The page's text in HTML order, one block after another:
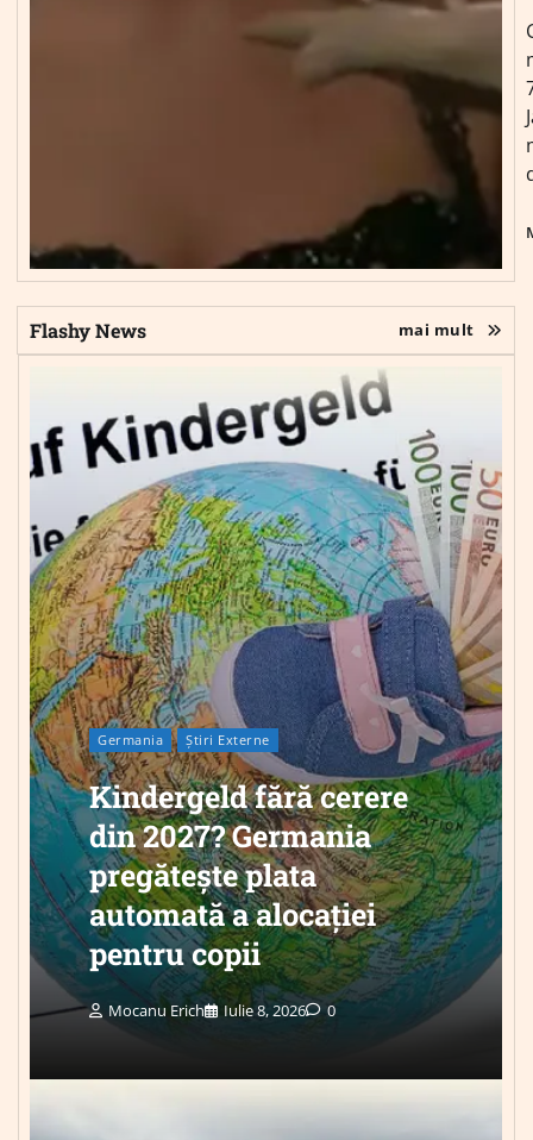
Flashy News mai mult
Germania Știri Externe
Kindergeld fără cerere
din 2027? Germania
pregătește plata
automată a alocației
pentru copii
Mocanu Erich Iulie 8, 2026 0